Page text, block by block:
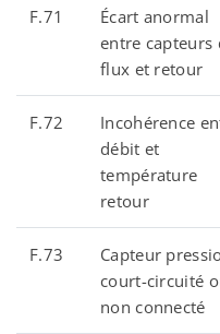
F.71
Écart anormal
entre capteurs
flux et retour
F.72
Incohérence
débit et
température
retour
F.73
Capteur
court-circuité
non connecté